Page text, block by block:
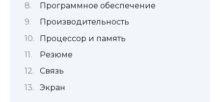
Программное обеспечение
Производительность
Процессор и память
Резюме
Связь
Экран